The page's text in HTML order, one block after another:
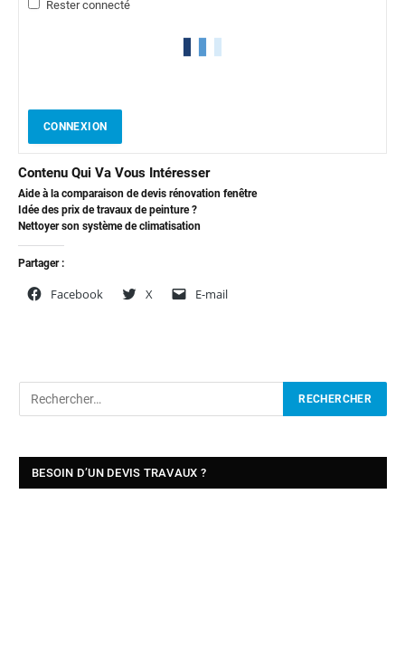
Rester connecté
CONNEXION
Contenu Qui Va Vous Intéresser
Aide à la comparaison de devis rénovation fenêtre
Idée des prix de travaux de peinture ?
Nettoyer son système de climatisation
Partager :
Facebook X E-mail
BESOIN D’UN DEVIS TRAVAUX ?